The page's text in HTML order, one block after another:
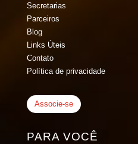
Secretarias
Parceiros
Blog
Links Úteis
Contato
Política de privacidade
Associe-se
PARA VOCÊ